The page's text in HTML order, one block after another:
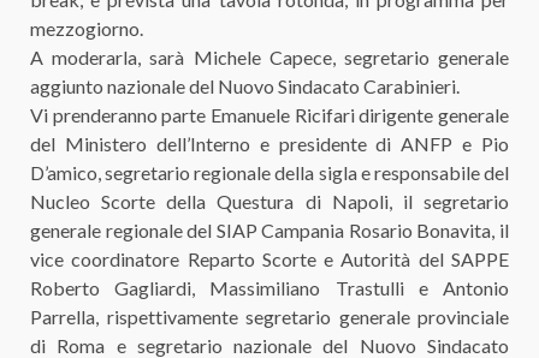
mezzogiorno.
A moderarla, sarà Michele Capece, segretario generale
aggiunto nazionale del Nuovo Sindacato Carabinieri.
Vi prenderanno parte Emanuele Ricifari dirigente generale
del Ministero dell’Interno e presidente di ANFP e Pio
D’amico, segretario regionale della sigla e responsabile del
Nucleo Scorte della Questura di Napoli, il segretario
generale regionale del SIAP Campania Rosario Bonavita, il
vice coordinatore Reparto Scorte e Autorità del SAPPE
Roberto Gagliardi, Massimiliano Trastulli e Antonio
Parrella, rispettivamente segretario generale provinciale
di Roma e segretario nazionale del Nuovo Sindacato